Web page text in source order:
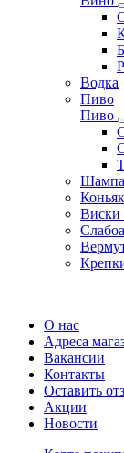
Водка
Пиво
Пиво
Виски
О нас
Адреса
Вакансии
Контакты
Оставить
Акции
Новости